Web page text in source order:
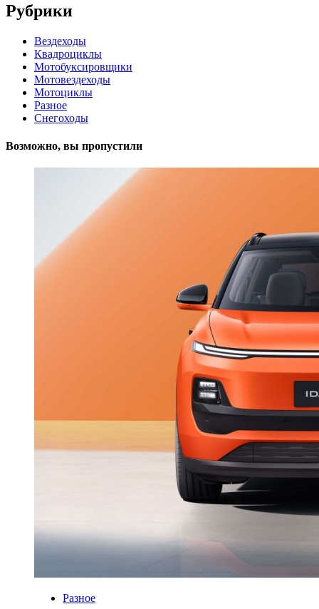
Рубрики
Вездеходы
Квадроциклы
Мотобуксировщики
Мотовездеходы
Мотоциклы
Разное
Снегоходы
Возможно, вы пропустили
Разное